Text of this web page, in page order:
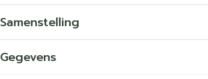
Samenstelling
Gegevens